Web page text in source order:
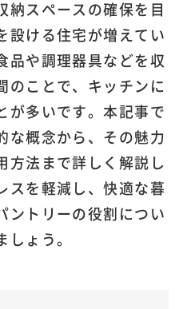
納スペースの確保を目
設ける住宅が増えてい
品や調理器具などを収
のことで、キッチンに
が多いです。本記事で
な概念から、その魅力
方法まで詳しく解説し
スを軽減し、快適な暮
ントリーの役割につい
ょう。